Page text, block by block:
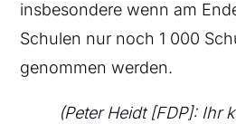
insbesondere wenn am
Schulen nur noch 1 000
genommen werden.
(Peter Heidt [FDP]: Ihr